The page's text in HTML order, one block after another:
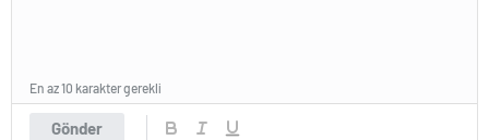
Gönder
En az 10 karakter gerekli